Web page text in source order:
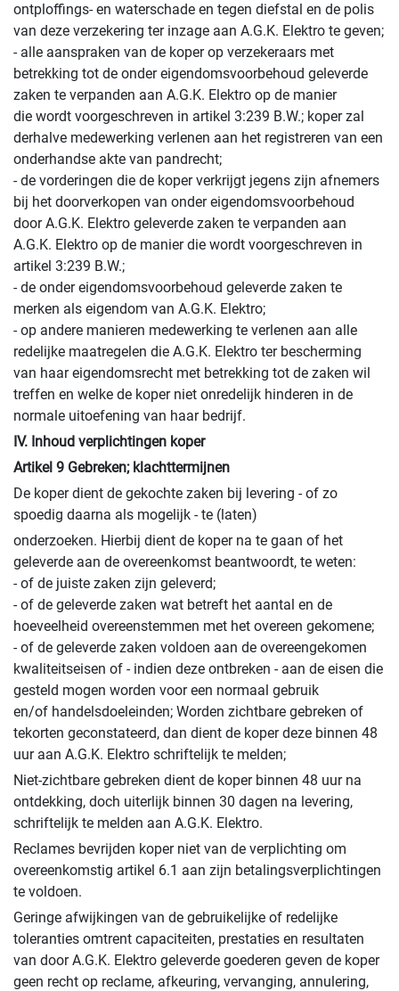
ontploffings- en waterschade en tegen diefstal en de polis
van deze verzekering ter inzage aan A.G.K. Elektro te geven;
- alle aanspraken van de koper op verzekeraars met
betrekking tot de onder eigendomsvoorbehoud geleverde
zaken te verpanden aan A.G.K. Elektro op de manier
die wordt voorgeschreven in artikel 3:239 B.W.; koper zal
derhalve medewerking verlenen aan het registreren van een
onderhandse akte van pandrecht;
- de vorderingen die de koper verkrijgt jegens zijn afnemers
bij het doorverkopen van onder eigendomsvoorbehoud
door A.G.K. Elektro geleverde zaken te verpanden aan
A.G.K. Elektro op de manier die wordt voorgeschreven in
artikel 3:239 B.W.;
- de onder eigendomsvoorbehoud geleverde zaken te
merken als eigendom van A.G.K. Elektro;
- op andere manieren medewerking te verlenen aan alle
redelijke maatregelen die A.G.K. Elektro ter bescherming
van haar eigendomsrecht met betrekking tot de zaken wil
treffen en welke de koper niet onredelijk hinderen in de
normale uitoefening van haar bedrijf.
IV. Inhoud verplichtingen koper
Artikel 9 Gebreken; klachttermijnen
De koper dient de gekochte zaken bij levering - of zo
spoedig daarna als mogelijk - te (laten)
onderzoeken. Hierbij dient de koper na te gaan of het
geleverde aan de overeenkomst beantwoordt, te weten:
- of de juiste zaken zijn geleverd;
- of de geleverde zaken wat betreft het aantal en de
hoeveelheid overeenstemmen met het overeen gekomene;
- of de geleverde zaken voldoen aan de overeengekomen
kwaliteitseisen of - indien deze ontbreken - aan de eisen die
gesteld mogen worden voor een normaal gebruik
en/of handelsdoeleinden; Worden zichtbare gebreken of
tekorten geconstateerd, dan dient de koper deze binnen 48
uur aan A.G.K. Elektro schriftelijk te melden;
Niet-zichtbare gebreken dient de koper binnen 48 uur na
ontdekking, doch uiterlijk binnen 30 dagen na levering,
schriftelijk te melden aan A.G.K. Elektro.
Reclames bevrijden koper niet van de verplichting om
overeenkomstig artikel 6.1 aan zijn betalingsverplichtingen
te voldoen.
Geringe afwijkingen van de gebruikelijke of redelijke
toleranties omtrent capaciteiten, prestaties en resultaten
van door A.G.K. Elektro geleverde goederen geven de koper
geen recht op reclame, afkeuring, vervanging, annulering,